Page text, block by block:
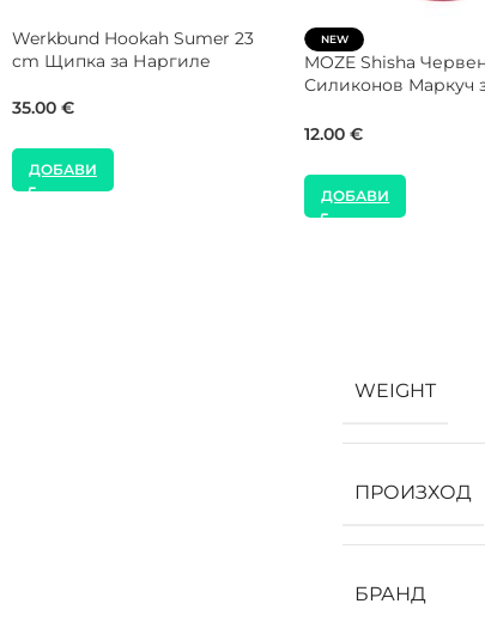
MOZE Shisha Mint Coaster
Подложка за Наргиле
16.00 €
ДОБАВИ
SALE
Alpha Hookah ORO
Щипка за Наргиле
30.00€
ДОБАВИ
WEIGHT
ПРОИЗХОД
БРАНД